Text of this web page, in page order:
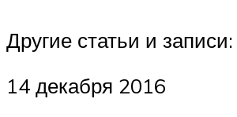
Другие статьи и записи:
14 декабря 2016